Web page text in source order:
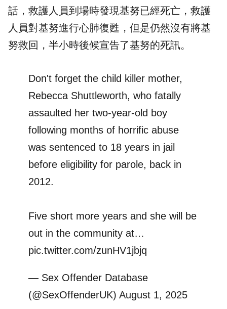
話，救護人員到場時發現基努已經死亡，救護
人員對基努進行心肺復甦，但是仍然沒有將基
努救回，半小時後候宣告了基努的死訊。
Don't forget the child killer mother,
Rebecca Shuttleworth, who fatally
assaulted her two-year-old boy
following months of horrific abuse
was sentenced to 18 years in jail
before eligibility for parole, back in
2012.
Five short more years and she will be
out in the community at…
pic.twitter.com/zunHV1jbjq
— Sex Offender Database
(@SexOffenderUK) August 1, 2025